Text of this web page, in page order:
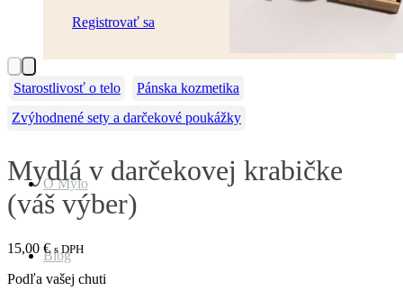
Registrovať sa
Obchod
O Mylo
Blog
Mydlá v darčekovej krabičke
(váš výber)
15,00 € s DPH
Podľa vašej chuti